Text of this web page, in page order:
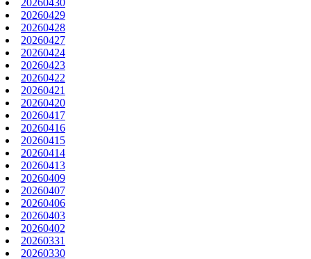
20260430
20260429
20260428
20260427
20260424
20260423
20260422
20260421
20260420
20260417
20260416
20260415
20260414
20260413
20260409
20260407
20260406
20260403
20260402
20260331
20260330